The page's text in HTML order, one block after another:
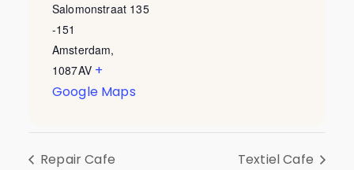
Salomonstraat 135
-151
Amsterdam,
1087AV +
Google Maps
Repair Cafe Textiel Cafe